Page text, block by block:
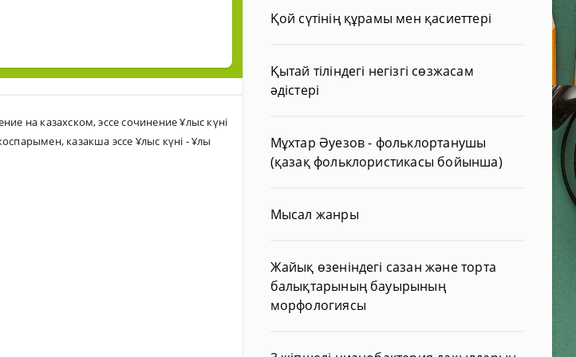
на казахском,эссе сочинение Ұлыс күні
, казакша эссе Ұлыс күні - Ұлы
Қой сүтінің құрамы мен қасиеттері
Қытай тіліндегі негізгі сөзжасам
әдістері
Мұхтар Әуезов - фольклортанушы
(қазақ фольклористикасы бойынша)
Мысал жанры
Жайық өзеніндегі сазан және торта
балықтарының бауырының
морфологиясы